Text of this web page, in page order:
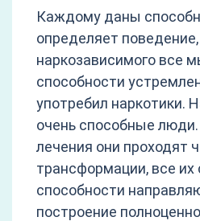
Каждому даны
определяет
наркозависимого все
способности
употребил наркотики.
очень способные
лечения они проходят
трансформации, все
способности
построение